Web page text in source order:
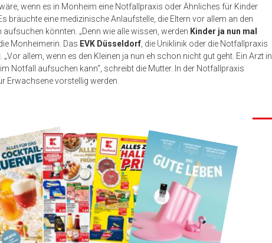
wenn es in Monheim eine Notfallpraxis oder Ähnliches für Kinder
bräuchte eine medizinische Anlaufstelle, die Eltern vor allem an den
könnten. „Denn wie alle wissen, werden Kinder ja nun mal
Monheimerin. Das EVK Düsseldorf , die Uniklinik oder die Notfallpraxis
allem, wenn es den Kleinen ja nun eh schon nicht gut geht. Ein Arzt in
Notfall aufsuchen kann“, schreibt die Mutter. In der Notfallpraxis
Erwachsene vorstellig werden.